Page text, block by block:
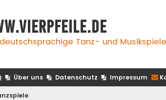
Tanz- und
Über uns Datenschutz Impressum